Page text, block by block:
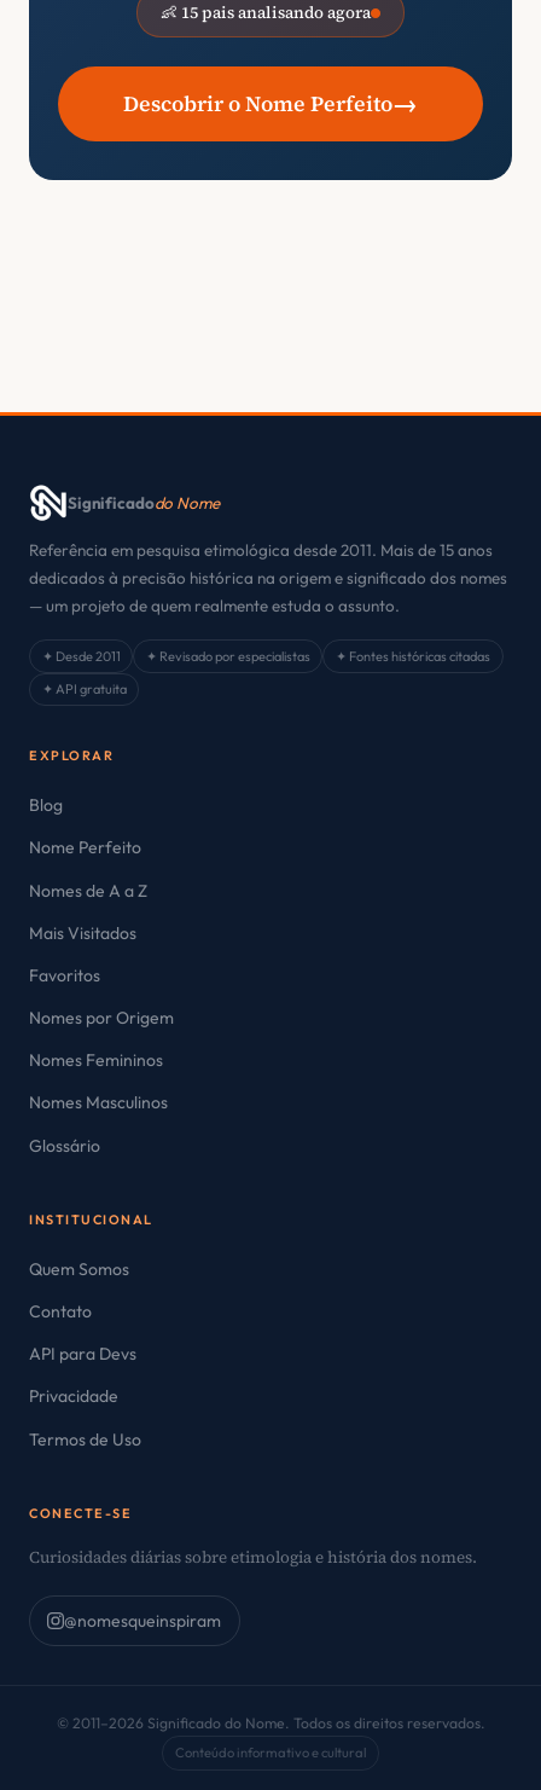
👶 15 pais analisando agora
Descobrir o Nome Perfeito→
Significadodo Nome
Referência em pesquisa etimológica desde 2011. Mais de 15 anos
dedicados à precisão histórica na origem e significado dos nomes
— um projeto de quem realmente estuda o assunto.
✦ Desde 2011 ✦ Revisado por especialistas
✦ Fontes históricas citadas
✦ API gratuita
EXPLORAR
Blog
Nome Perfeito
Nomes de A a Z
Mais Visitados
Favoritos
Nomes por Origem
Nomes Femininos
Nomes Masculinos
Glossário
INSTITUCIONAL
Quem Somos
Contato
API para Devs
Privacidade
Termos de Uso
CONECTE-SE
Curiosidades diárias sobre etimologia e história dos nomes.
@nomesqueinspiram
© 2011–2026 Significado do Nome. Todos os direitos reservados.
Conteúdo informativo e cultural